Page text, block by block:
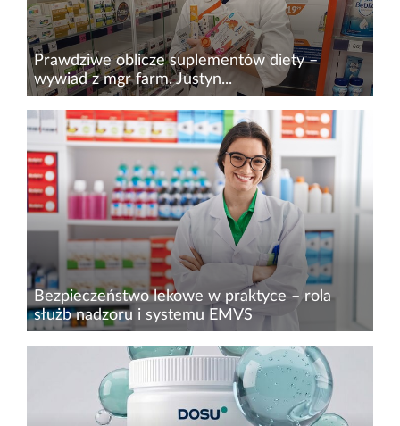
Prawdziwe oblicze suplementów diety –
wywiad z mgr farm. Justyn...
Witamina C na odporność, magnez na stres,
kolagen na skórę i adaptogeny obiecujące
więcej energii i lepszy sen&nbsp;– suplementy
diety szturmem podbiły półki aptek, stając się
niemal codziennym...
Bezpieczeństwo lekowe w praktyce – rola
służb nadzoru i systemu EMVS
Czy lek, który trafia do pacjenta, jest na pewno
autentyczny? Choć problem sfałszowanych
produktów leczniczych wciąż pozostaje realnym
zagrożeniem, Europejski System Weryfikacji